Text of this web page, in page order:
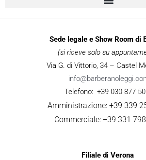
Sede legale e Show Room di
(si riceve solo su
Via G. di Vittorio, 34 – Castel
Telefono: +39 030 877
Amministrazione: +39 339
Commerciale: +39 331
Filiale di Verona